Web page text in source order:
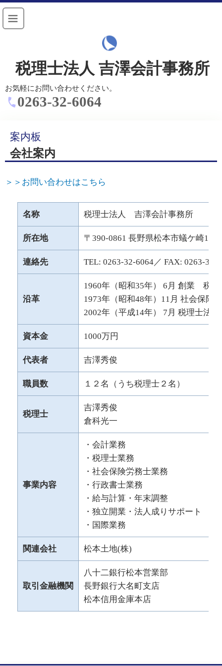
税理士法人 吉澤会計事務所
お気軽にお問い合わせください。
0263-32-6064
案内板
会社案内
＞＞お問い合わせはこちら
名称 税理士法人 吉澤会計事務所
所在地 〒390-0861 長野県松本市蟻ケ崎1丁
連絡先 TEL: 0263-32-6064／ FAX: 0263-36-
沿革
1960年（昭和35年） 6月 創業 税
1973年（昭和48年）11月 社会保険
2002年（平成14年） 7月 税理士法
資本金 1000万円
代表者 吉澤秀俊
職員数 １２名（うち税理士２名）
税理士
吉澤秀俊
倉科光一
事業内容
・会計業務
・税理士業務
・社会保険労務士業務
・行政書士業務
・給与計算・年末調整
・独立開業・法人成りサポート
・国際業務
関連会社 松本土地(株)
取引金融機関
八十二銀行松本営業部
長野銀行大名町支店
松本信用金庫本店